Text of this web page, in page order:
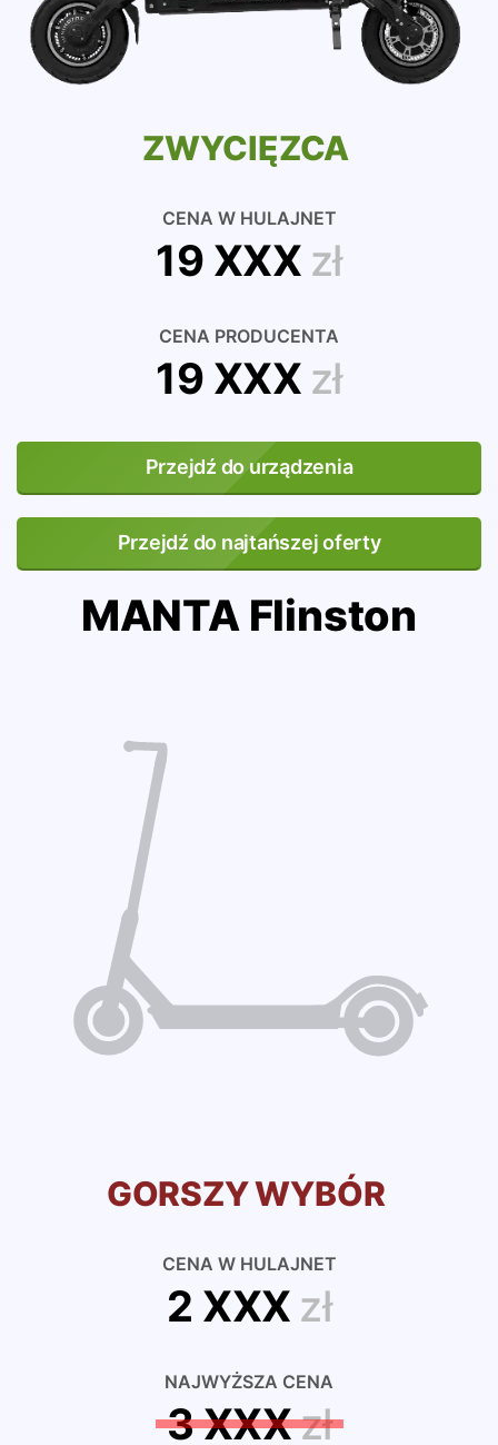
ZWYCIĘZCA
CENA W HULAJNET
19 XXX zł
CENA PRODUCENTA
19 XXX zł
Przejdź do urządzenia
Przejdź do najtańszej oferty
MANTA Flinston
GORSZY WYBÓR
CENA W HULAJNET
2 XXX zł
NAJWYŻSZA CENA
3 XXXzł